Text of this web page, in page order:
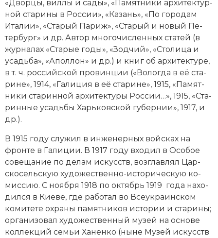
Новая история
Новейшая история
Нумизматика
Образование
Общественные объединения и организации
Политическая история
Революции и народные движения
Религия и церковь
Северная Америка
Социально-экономическая история
«Двор­цы, вил­лы и са­ды», «Па­мят­ни­ки ар­хи­тек­тур­
ной ста­ри­ны в Рос­сии», «Ка­зань», «По го­ро­дам
Ита­лии», «Ста­рый Па­риж», «Ста­рый и но­вый Пе­
тер­бург» и др. Ав­тор мно­гочисленных ста­тей (в
жур­на­лах «Ста­рые го­ды», «Зод­чий», «Сто­ли­ца и
усадь­ба», «Апол­лон» и др.) и книг об ар­хи­тек­ту­ре,
в т. ч. российской про­вин­ции («Во­ло­гда в её ста­
ри­не», 1914, «Га­ли­ция в её ста­ри­не», 1915, «Па­мят­
ни­ки ста­рин­ной ар­хи­тек­ту­ры Рос­сии…», 1915, «Ста­
рин­ные усадь­бы Харь­ков­ской гу­бер­нии», 1917, и
др.).
В 1915 году слу­жил в инженерных вой­сках на
фрон­те в Га­ли­ции. В 1917 году вхо­дил в Осо­бое
со­ве­ща­ние по де­лам ис­кусств, воз­глав­лял Цар­
ско­сель­скую ху­дожественно-ис­то­рическую ко­
мис­сию. С но­ября 1918 по октябрь 1919 года на­хо­
дил­ся в Кие­ве, где ра­бо­тал во Все­ук­ра­ин­ском
комитете ох­ра­ны па­мят­ни­ков ис­то­рии и ста­ри­ны;
ор­га­ни­зо­вал ху­дожественный му­зей на ос­но­ве
кол­лек­ций се­мьи Ха­нен­ко (ны­не Му­зей ис­кусств